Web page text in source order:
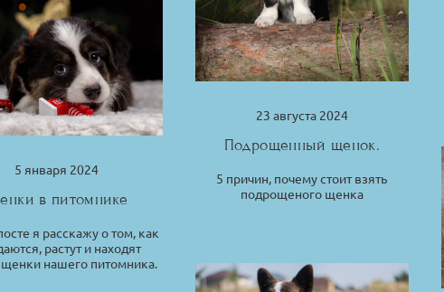
23 августа 2024
Подрощенный щенок.
5 причин, почему стоит взять
подрощеного щенка
5 января 2024
в питомнике
я расскажу о том, как
растут и находят
нашего питомника.